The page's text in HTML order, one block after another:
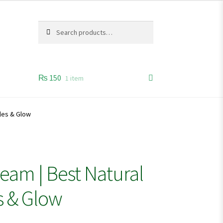
for:
₨ 150 1 item
& Glow
| Best Natural
& Glow